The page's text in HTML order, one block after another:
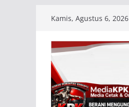
content
Kamis, Agustus 6, 2026